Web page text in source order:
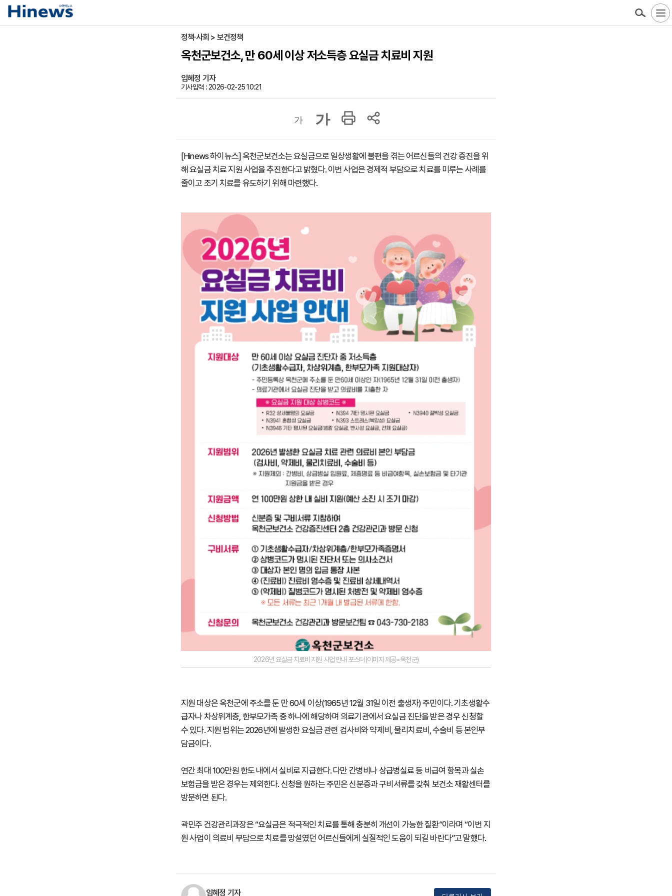
정책·사회 > 보건정책
옥천군보건소, 만 60세 이상 저소득층 요실금 치료비 지원
임혜정 기자
기사입력 : 2026-02-25 10:21
가 가
[Hinews 하이뉴스] 옥천군보건소는 요실금으로 일상생활에 불편을 겪는 어르신들의 건강 증진을 위
해 요실금 치료 지원 사업을 추진한다고 밝혔다. 이번 사업은 경제적 부담으로 치료를 미루는 사례를
줄이고 조기 치료를 유도하기 위해 마련했다.
2026년 요실금 치료비 지원 사업 안내 포스터 (이미지 제공=옥천군)
지원 대상은 옥천군에 주소를 둔 만 60세 이상(1965년 12월 31일 이전 출생자) 주민이다. 기초생활수
급자나 차상위계층, 한부모가족 중 하나에 해당하며 의료기관에서 요실금 진단을 받은 경우 신청할
수 있다. 지원 범위는 2026년에 발생한 요실금 관련 검사비와 약제비, 물리치료비, 수술비 등 본인부
담금이다.
연간 최대 100만원 한도 내에서 실비로 지급한다. 다만 간병비나 상급병실료 등 비급여 항목과 실손
보험금을 받은 경우는 제외한다. 신청을 원하는 주민은 신분증과 구비서류를 갖춰 보건소 재활센터를
방문하면 된다.
곽민주 건강관리과장은 “요실금은 적극적인 치료를 통해 충분히 개선이 가능한 질환”이라며 “이번 지
원 사업이 의료비 부담으로 치료를 망설였던 어르신들에게 실질적인 도움이 되길 바란다”고 말했다.
임혜정 기자